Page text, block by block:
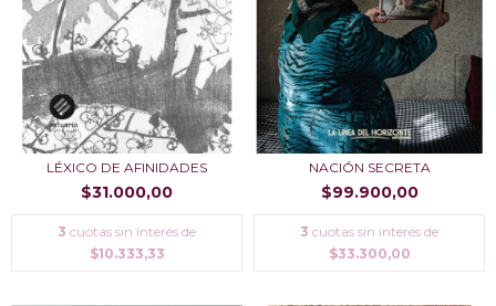
LÉXICO DE AFINIDADES
$31.000,00
3 cuotas sin interés de
$10.333,33
NACIÓN SECRETA
$99.900,00
3 cuotas sin interés de
$33.300,00